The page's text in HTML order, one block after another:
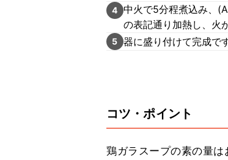
4 中火で5分程煮込み、
の表記通り加熱し、火
5 器に盛り付けて完成です
コツ・ポイント
鶏ガラスープの素の量